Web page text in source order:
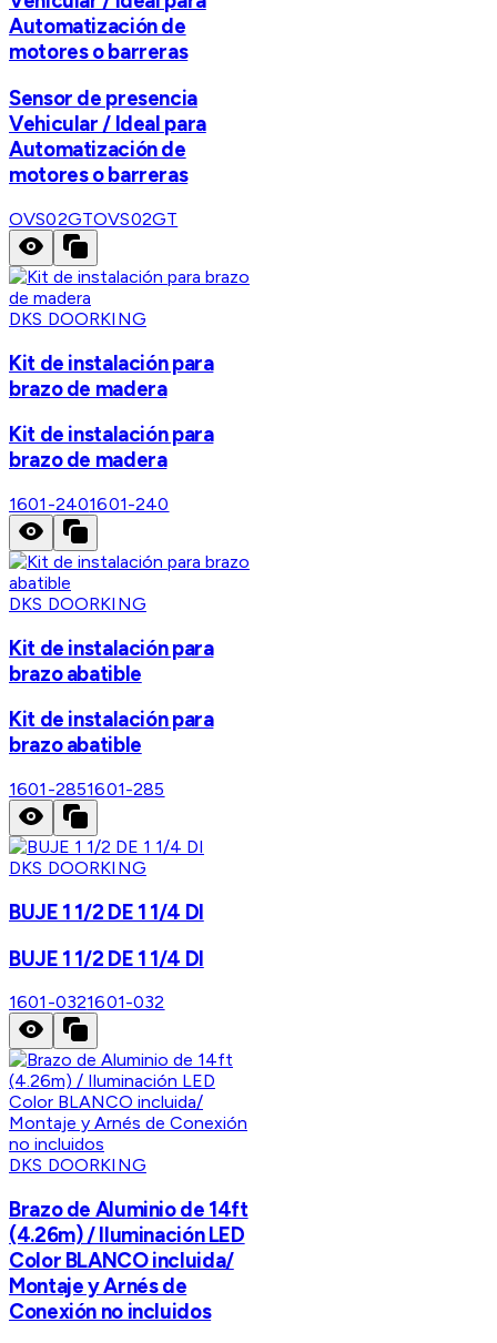
Automatización de
motores o barreras
Sensor de presencia
Vehicular / Ideal para
Automatización de
motores o barreras
OVS02GTOVS02GT
DKS DOORKING
Kit de instalación para
brazo de madera
Kit de instalación para
brazo de madera
1601-2401601-240
DKS DOORKING
Kit de instalación para
brazo abatible
Kit de instalación para
brazo abatible
1601-2851601-285
DKS DOORKING
BUJE 1 1/2 DE 1 1/4 DI
BUJE 1 1/2 DE 1 1/4 DI
1601-0321601-032
DKS DOORKING
Brazo de Aluminio de 14ft
(4.26m) / Iluminación LED
Color BLANCO incluida/
Montaje y Arnés de
Conexión no incluidos